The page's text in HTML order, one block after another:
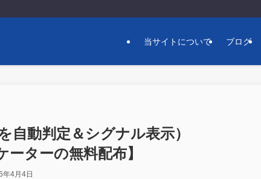
当サイトについて ブログ
自動判定＆シグナル表示）
ターの無料配布】
年4月4日